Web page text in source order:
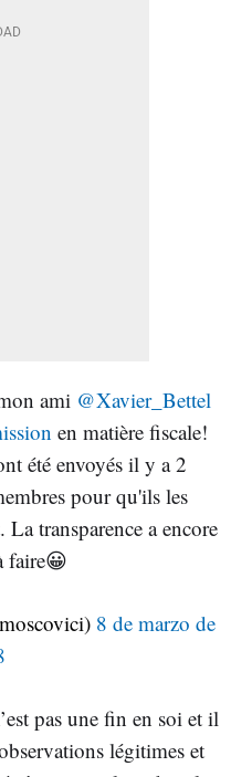
ami @Xavier_Bettel
en matière fiscale!
été envoyés il y a 2
pour qu'ils les
transparence a encore
faire😀
8 de marzo de
pas une fin en soi et il
légitimes et